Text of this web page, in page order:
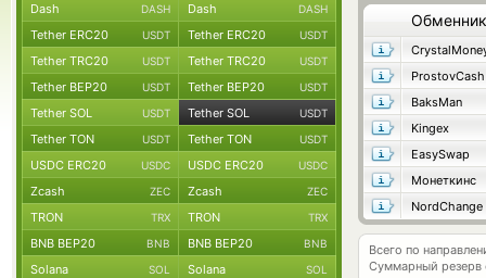
Обменник
ProstovCash
BaksMan
Kingex
EasySwap
Монеткинс
NordChange
Всего по
Суммарный резерв
Dash DASH Dash DASH
Tether ERC20 USDT Tether ERC20 USDT
Tether TRC20 USDT Tether TRC20 USDT
Tether BEP20 USDT Tether BEP20 USDT
Tether SOL USDT Tether SOL USDT
Tether TON USDT Tether TON USDT
USDC ERC20 USDC USDC ERC20 USDC
Zcash ZEC Zcash ZEC
TRON TRX TRON TRX
BNB BEP20 BNB BNB BEP20 BNB
Solana SOL Solana SOL